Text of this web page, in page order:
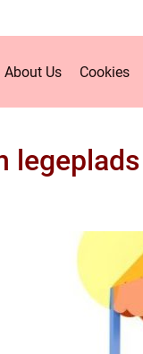
About Us Cookies